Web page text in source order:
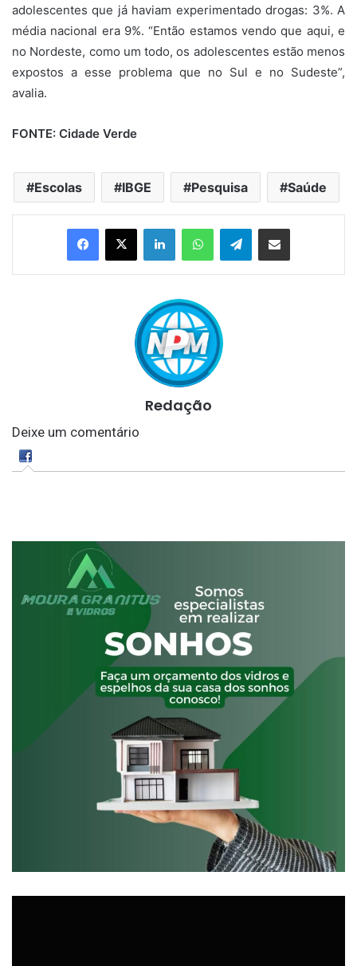
adolescentes que já haviam experimentado drogas: 3%. A
média nacional era 9%. “Então estamos vendo que aqui, e
no Nordeste, como um todo, os adolescentes estão menos
expostos a esse problema que no Sul e no Sudeste”,
avalia.
FONTE: Cidade Verde
Escolas IBGE Pesquisa Saúde
Telegram
Redação
Deixe um comentário